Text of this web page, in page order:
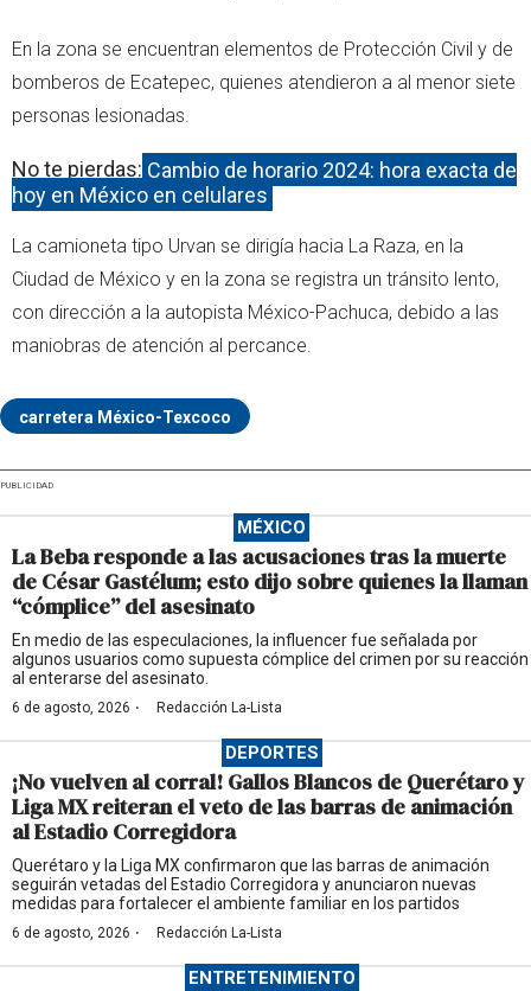
En la zona se encuentran elementos de Protección Civil y de
bomberos de Ecatepec, quienes atendieron a al menor siete
personas lesionadas.
No te pierdas: Cambio de horario 2024: hora exacta de
hoy en México en celulares
La camioneta tipo Urvan se dirigía hacia La Raza, en la
Ciudad de México y en la zona se registra un tránsito lento,
con dirección a la autopista México-Pachuca, debido a las
maniobras de atención al percance.
carretera México-Texcoco
PUBLICIDAD
MÉXICO
La Beba responde a las acusaciones tras la muerte
de César Gastélum; esto dijo sobre quienes la llaman
“cómplice” del asesinato
En medio de las especulaciones, la influencer fue señalada por
algunos usuarios como supuesta cómplice del crimen por su reacción
al enterarse del asesinato.
6 de agosto, 2026 · Redacción La-Lista
DEPORTES
¡No vuelven al corral! Gallos Blancos de Querétaro y
Liga MX reiteran el veto de las barras de animación
al Estadio Corregidora
Querétaro y la Liga MX confirmaron que las barras de animación
seguirán vetadas del Estadio Corregidora y anunciaron nuevas
medidas para fortalecer el ambiente familiar en los partidos
6 de agosto, 2026 · Redacción La-Lista
ENTRETENIMIENTO